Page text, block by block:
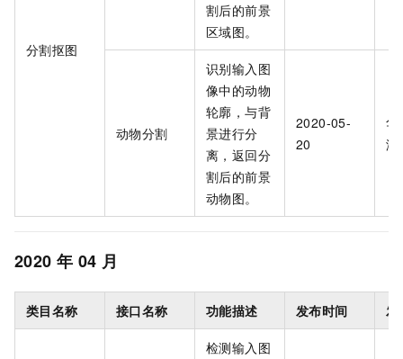
分割抠图
割后的前景
区域图。
动物分割
识别输入图
像中的动物
轮廓，与背
景进行分
离，返回分
割后的前景
动物图。
2020-05-
20
华
海
2020 年 04 月
类目名称 接口名称 功能描述 发布时间 发
检测输入图